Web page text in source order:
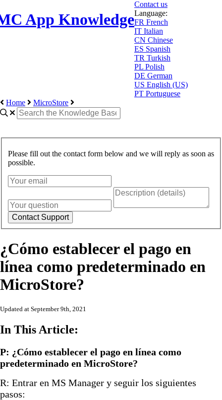
App Knowledge
Contact us
Language:
FR French
IT Italian
CN Chinese
ES Spanish
TR Turkish
PL Polish
DE German
US English (US)
PT Portuguese
Home
MicroStore
Please fill out the contact form below and we will reply as soon as
possible.
¿Cómo establecer el pago en
línea como predeterminado en
MicroStore?
Updated at September 9th, 2021
In This Article:
P: ¿Cómo establecer el pago en línea como
predeterminado en MicroStore?
R: Entrar en MS Manager y seguir los siguientes
pasos: